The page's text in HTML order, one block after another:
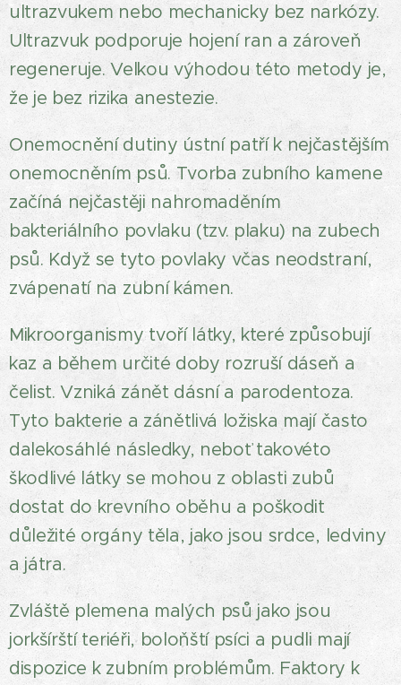
ultrazvukem nebo mechanicky bez narkózy.
Ultrazvuk podporuje hojení ran a zároveň
regeneruje. Velkou výhodou této metody je,
že je bez rizika anestezie.
Onemocnění dutiny ústní patří k nejčastějším
onemocněním psů. Tvorba zubního kamene
začíná nejčastěji nahromaděním
bakteriálního povlaku (tzv. plaku) na zubech
psů. Když se tyto povlaky včas neodstraní,
zvápenatí na zubní kámen.
Mikroorganismy tvoří látky, které způsobují
kaz a během určité doby rozruší dáseň a
čelist. Vzniká zánět dásní a parodentoza.
Tyto bakterie a zánětlivá ložiska mají často
dalekosáhlé následky, neboť takovéto
škodlivé látky se mohou z oblasti zubů
dostat do krevního oběhu a poškodit
důležité orgány těla, jako jsou srdce, ledviny
a játra.
Zvláště plemena malých psů jako jsou
jorkšírští teriéři, boloňští psíci a pudli mají
dispozice k zubním problémům. Faktory k